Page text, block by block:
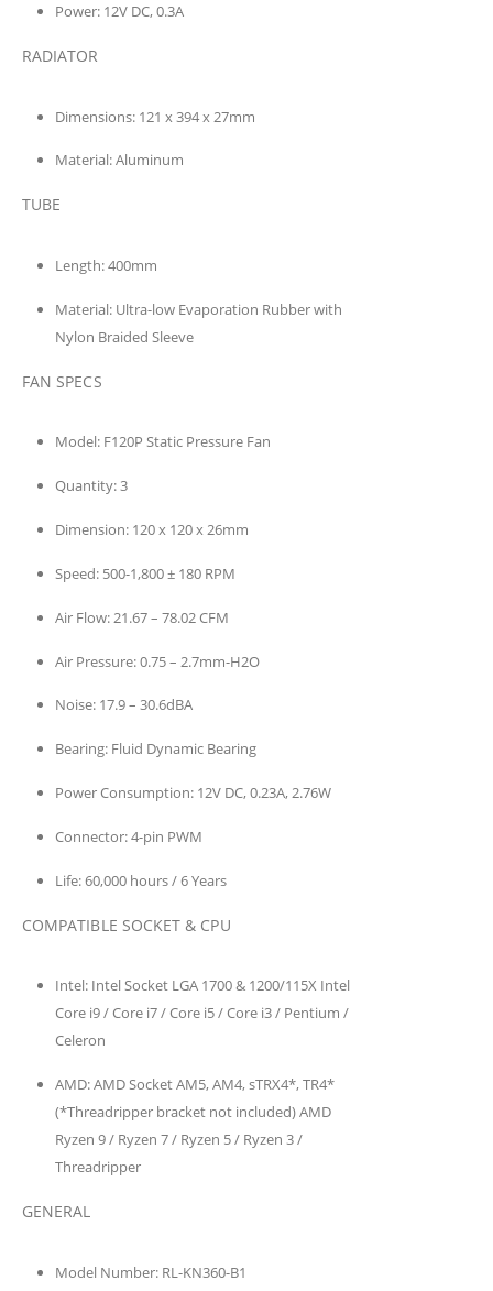
Power: 12V DC, 0.3A
RADIATOR
Dimensions: 121 x 394 x 27mm
Material: Aluminum
TUBE
Length: 400mm
Material: Ultra-low Evaporation Rubber with
Nylon Braided Sleeve
FAN SPECS
Model: F120P Static Pressure Fan
Quantity: 3
Dimension: 120 x 120 x 26mm
Speed: 500-1,800 ± 180 RPM
Air Flow: 21.67 – 78.02 CFM
Air Pressure: 0.75 – 2.7mm-H2O
Noise: 17.9 – 30.6dBA
Bearing: Fluid Dynamic Bearing
Power Consumption: 12V DC, 0.23A, 2.76W
Connector: 4-pin PWM
Life: 60,000 hours / 6 Years
COMPATIBLE SOCKET & CPU
Intel: Intel Socket LGA 1700 & 1200/115X Intel
Core i9 / Core i7 / Core i5 / Core i3 / Pentium /
Celeron
AMD: AMD Socket AM5, AM4, sTRX4*, TR4*
(*Threadripper bracket not included) AMD
Ryzen 9 / Ryzen 7 / Ryzen 5 / Ryzen 3 /
Threadripper
GENERAL
Model Number: RL-KN360-B1